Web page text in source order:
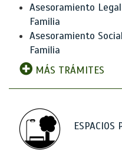
Asesoramiento
Familia
Asesoramiento
Familia
MÁS TRÁMITES
ESPACIOS